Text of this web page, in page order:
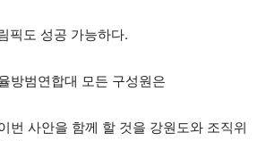
픽도 성공 가능하다.
방범연합대 모든 구성원은
번 사안을 함께 할 것을 강원도와 조직위